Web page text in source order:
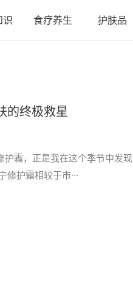
识 食疗养生 护肤品
的终极救星
霜，正是我在这个季节中发现
护霜相较于市···